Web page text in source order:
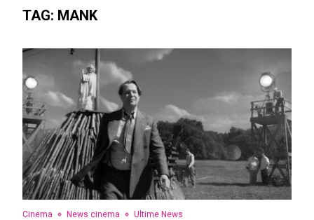
TAG: MANK
Cinema News cinema Ultime News